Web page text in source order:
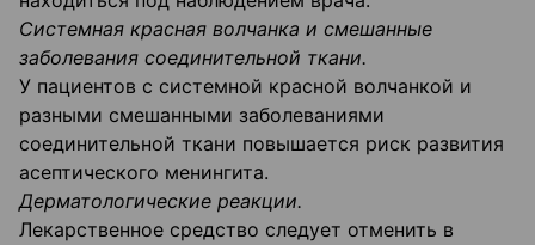
Системная красная волчанка и смешанные
заболевания соединительной ткани.
У пациентов с системной красной волчанкой и
разными смешанными заболеваниями
соединительной ткани повышается риск развития
асептического менингита.
Дерматологические реакции.
Лекарственное средство следует отменить в